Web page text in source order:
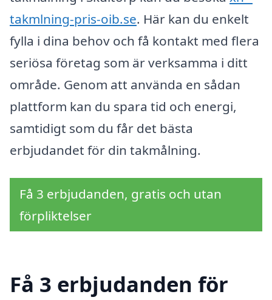
takmlning-pris-oib.se. Här kan du enkelt
fylla i dina behov och få kontakt med flera
seriösa företag som är verksamma i ditt
område. Genom att använda en sådan
plattform kan du spara tid och energi,
samtidigt som du får det bästa
erbjudandet för din takmålning.
Få 3 erbjudanden, gratis och utan
förpliktelser
Få 3 erbjudanden för